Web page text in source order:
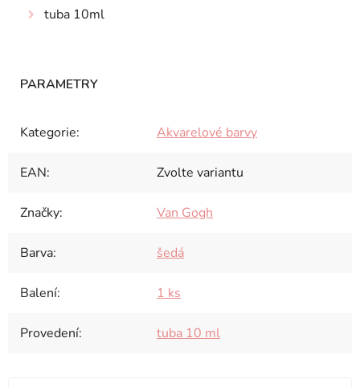
tuba 10ml
Kategorie: Akvarelové barvy
EAN: Zvolte variantu
Značky: Van Gogh
Barva: šedá
Balení: 1 ks
Provedení: tuba 10 ml